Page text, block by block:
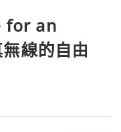
for an
線的自由